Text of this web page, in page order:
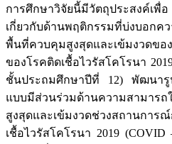
การศึกษาวิจัยนี้มีวัตถุประสงค์
เกี่ยวกับด้านพฤติกรรมที่บ่งบอกค
พื้นที่ควบคุมสูงสุดและเข้มงวดขอ
ของโรคติดเชื้อไวรัสโคโรนา
ชั้นประถมศึกษาปีที่ 12) พัฒนารู
แบบมีส่วนร่วมด้านความสามาร
สูงสุดและเข้มงวดช่วงสถานการ
เชื้อไวรัสโคโรนา 2019